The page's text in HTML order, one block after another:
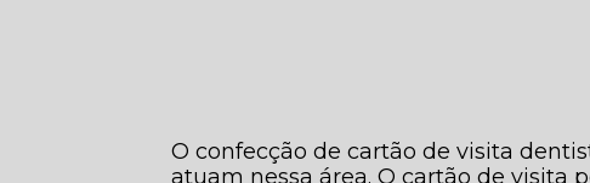
O confecção de cartão de visita
atuam nessa área. O cartão de visita